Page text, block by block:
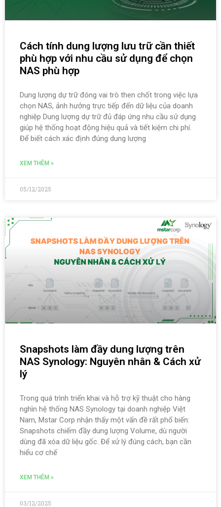
Cách tính dung lượng lưu trữ cần thiết
phù hợp với nhu cầu sử dụng để chọn
NAS phù hợp
Dung lượng dự trữ đóng vai trò then chốt trong việc lựa
chọn NAS, ảnh hưởng trực tiếp đến dữ liệu của doanh
nghiệp Dung lượng dự trữ đủ đáp ứng nhu cầu sử dụng
giúp hệ thống hoạt động hiệu quả và tiết kiệm chi phí.
Để biết cách xác định đúng dung lượng
XEM THÊM »
05/12/2025
Snapshots làm đầy dung lượng trên
NAS Synology: Nguyên nhân & Cách xử
lý
Trong quá trình triển khai và hỗ trợ kỹ thuật cho hàng
nghìn hệ thống NAS Synology tại doanh nghiệp Việt
Nam, Mstar Corp nhận thấy một vấn đề rất phổ biến:
Snapshots chiếm đầy dung lượng Volume, dù người
dùng đã xóa dữ liệu gốc. Để xử lý đúng cách, bạn cần
hiểu cơ chế
XEM THÊM »
03/12/2025